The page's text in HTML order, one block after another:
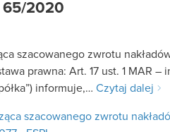
65/2020
szacowanego zwrotu
prawna: Art. 17 ust. 1 MAR –
informuje,… Czytaj dalej
szacowanego zwrotu